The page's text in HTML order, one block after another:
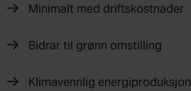
Minimalt med driftskostnader
Bidrar til grønn omstilling
Klimavennlig energiproduksjon